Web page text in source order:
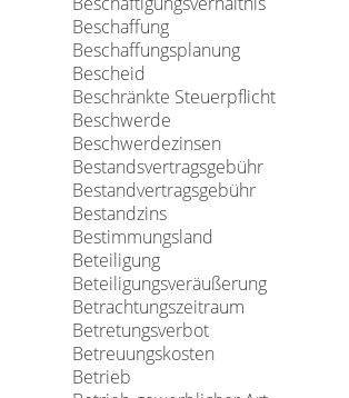
Beschaffung
Beschaffungsplanung
Bescheid
Beschränkte Steuerpflicht
Beschwerde
Beschwerdezinsen
Bestandsvertragsgebühr
Bestandvertragsgebühr
Bestandzins
Bestimmungsland
Beteiligung
Beteiligungsveräußerung
Betrachtungszeitraum
Betretungsverbot
Betreuungskosten
Betrieb